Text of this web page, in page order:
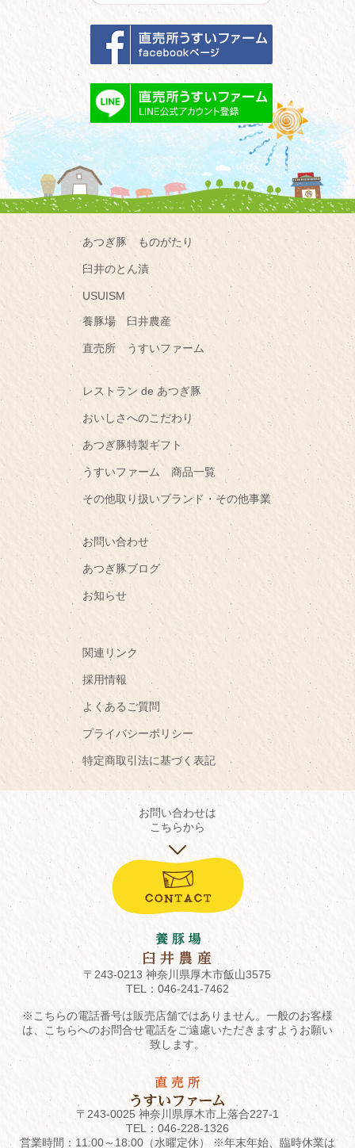
あつぎ豚 ものがたり
臼井のとん漬
USUISM
養豚場 臼井農産
直売所 うすいファーム
レストラン de あつぎ豚
おいしさへのこだわり
あつぎ豚特製ギフト
うすいファーム 商品一覧
その他取り扱いブランド・その他事業
お問い合わせ
あつぎ豚ブログ
お知らせ
関連リンク
採用情報
よくあるご質問
プライバシーポリシー
特定商取引法に基づく表記
お問い合わせは
こちらから
〒243-0213 神奈川県厚木市飯山3575
TEL： 046-241-7462
※こちらの電話番号は販売店舗ではありません。一般のお客様
は、こちらへのお問合せ電話をご遠慮いただきますようお願い
致します。
〒243-0025 神奈川県厚木市上落合227-1
TEL： 046-228-1326
営業時間：11:00～18:00（水曜定休） ※年末年始、臨時休業は